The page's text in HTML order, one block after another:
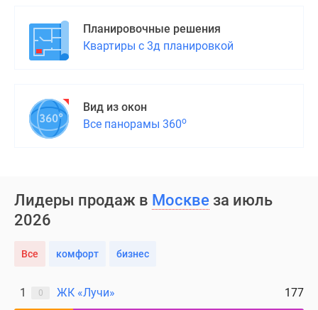
Планировочные решения
Квартиры с 3д планировкой
Вид из окон
Все панорамы 360о
Лидеры продаж в Москве за июль
2026
Все комфорт бизнес
1 0 ЖК «Лучи» 177